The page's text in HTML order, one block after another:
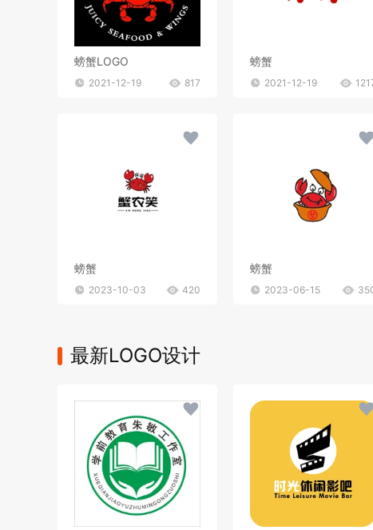
螃蟹LOGO
2021-12-19 817
螃蟹
2021-12-19
螃蟹
2023-10-03 420
螃蟹
2023-06-15
最新LOGO设计